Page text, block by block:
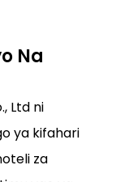
Na
Ltd ni
ya kifahari
za